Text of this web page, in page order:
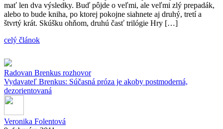
mať len dva výsledky. Buď pôjde o veľmi, ale veľmi zlý prepadák,
alebo to bude kniha, po ktorej pokojne siahnete aj druhý, tretí a
štvrtý krát. Skúšku ohňom, druhú časť trilógie Hry […]
celý článok
Radovan Brenkus rozhovor
Vydavateľ Brenkus: Súčasná próza je akoby postmoderná,
dezorientovaná
Veronika Folentová